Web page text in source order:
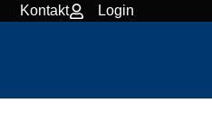
Kontakt Login